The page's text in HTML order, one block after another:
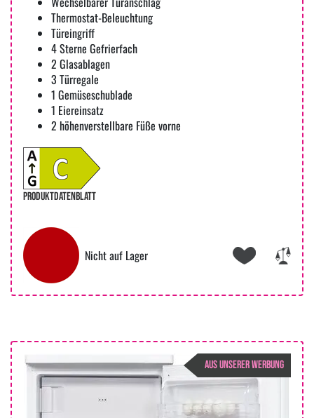
Thermostat-Beleuchtung
Türeingriff
4 Sterne Gefrierfach
2 Glasablagen
3 Türregale
1 Gemüseschublade
1 Eiereinsatz
2 höhenverstellbare Füße vorne
PRODUKTDATENBLATT
Nicht auf Lager
AUS UNSERER WERBUNG